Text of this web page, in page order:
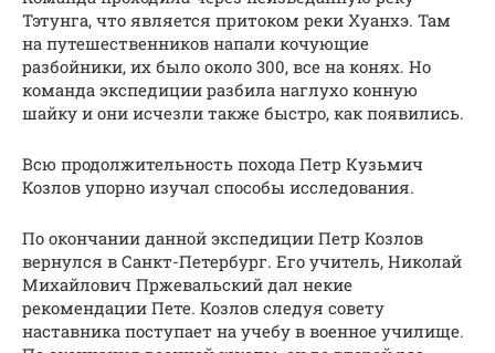
Тэтунга, что является притоком реки Хуанхэ. Там
на путешественников напали кочующие
разбойники, их было около 300, все на конях. Но
команда экспедиции разбила наглухо конную
шайку и они исчезли также быстро, как появились.
Всю продолжительность похода Петр Кузьмич
Козлов упорно изучал способы исследования.
По окончании данной экспедиции Петр Козлов
вернулся в Санкт-Петербург. Его учитель, Николай
Михайлович Пржевальский дал некие
рекомендации Пете. Козлов следуя совету
наставника поступает на учебу в военное училище.